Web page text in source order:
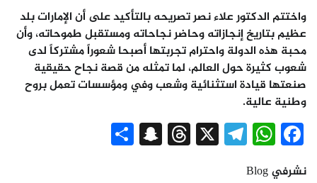
واختتم الدكتور علاء نصر تصريحه بالتأكيد على أن الإمارات بلد
عظيم بتاريخ إنجازاته وحاضر نجاحاته ومستقبل طموحاته، وأن
محبة هذه الدولة واحترام تجربتها أصبحا شعوراً مشتركاً لدى
شعوب كثيرة حول العالم، لما تمثله من قصة نجاح حقيقية
صنعتها قيادة استثنائية وشعب وفي ومؤسسات تعمل بروح
وطنية عالية.
Facebook
WhatsApp
Telegram
X
Threads
Snapchat
Share
نشرفيBlog